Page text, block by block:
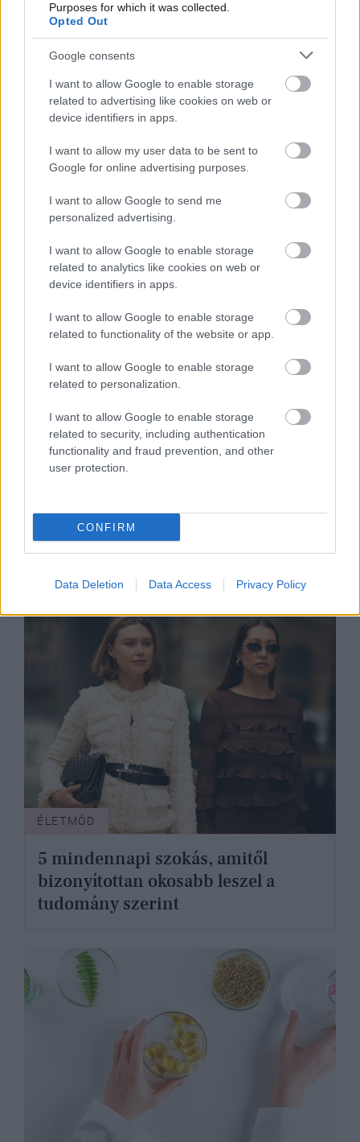
Purposes for which it was collected.
Opted Out
Google consents
I want to allow Google to enable storage
related to advertising like cookies on web or
device identifiers in apps.
I want to allow my user data to be sent to
Google for online advertising purposes.
I want to allow Google to send me
personalized advertising.
I want to allow Google to enable storage
related to analytics like cookies on web or
device identifiers in apps.
I want to allow Google to enable storage
related to functionality of the website or app.
I want to allow Google to enable storage
related to personalization.
I want to allow Google to enable storage
related to security, including authentication
functionality and fraud prevention, and other
user protection.
CONFIRM
Data Deletion Data Access Privacy Policy
életmódért a gerincünk, az ujjaink
fizetik a legnagyobb árat
ÉLETMÓD
Figyelmeztető jel, ha akkor is
izomlázad van, ha nem sportoltál,
mutatjuk, mit jelent
ÉLETMÓD
5 mindennapi szokás, amitől
bizonyítottan okosabb leszel a
tudomány szerint